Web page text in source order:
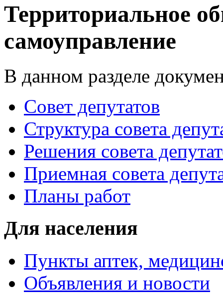
Территориальное
самоуправление
В данном разделе
Совет депутатов
Структура совета
Решения совета
Приемная совета
Планы работ
Для населения
Пункты аптек,
Объявления и новости